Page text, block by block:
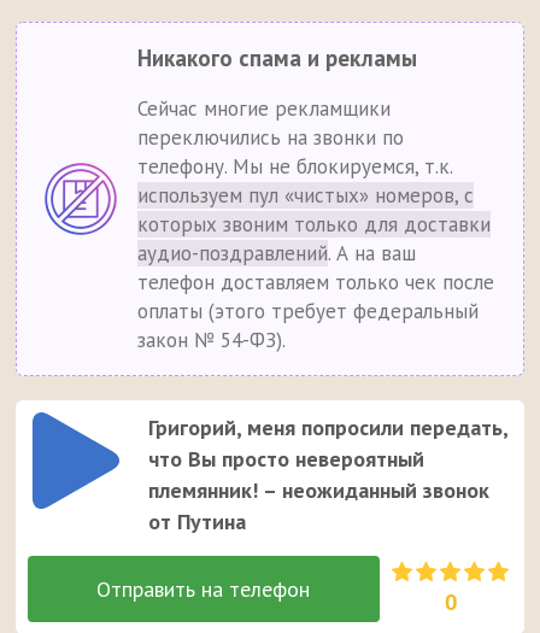
Никакого спама и рекламы
Сейчас многие рекламщики
переключились на звонки по
телефону. Мы не блокируемся, т.к.
используем пул «чистых» номеров, с
которых звоним только для доставки
аудио-поздравлений. А на ваш
телефон доставляем только чек после
оплаты (этого требует федеральный
закон № 54-ФЗ).
Григорий, меня попросили передать,
что Вы просто невероятный
племянник! – неожиданный звонок
от Путина
0